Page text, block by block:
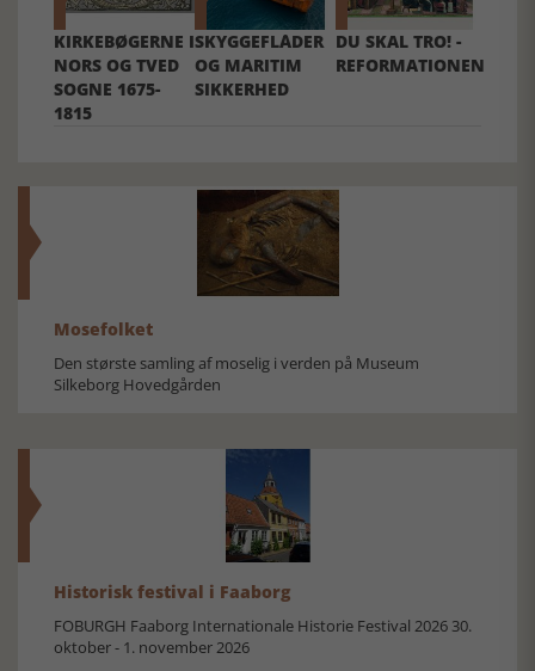
KIRKEBØGERNE I
NORS OG TVED
SOGNE 1675-
1815
SKYGGEFLÅDER
OG MARITIM
SIKKERHED
DU SKAL TRO! -
REFORMATIONEN
Mosefolket
Den største samling af moselig i verden på Museum
Silkeborg Hovedgården
Historisk festival i Faaborg
FOBURGH Faaborg Internationale Historie Festival 2026 30.
oktober - 1. november 2026